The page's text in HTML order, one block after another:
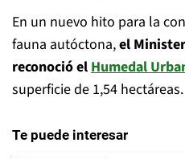
En un nuevo hito para la
fauna autóctona,el
reconoció elHumedal
superficie de 1,54 hectáreas.
Te puede interesar